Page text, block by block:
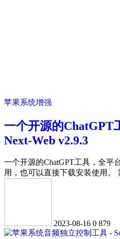
苹果系统增强
一个开源的ChatGPT
Next-Web v2.9.3
一个开源的ChatGPT工具，全平
用，也可以直接下载安装使用。
2023-08-16 0 879